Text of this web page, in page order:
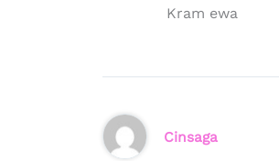
Kram ewa
Cinsaga